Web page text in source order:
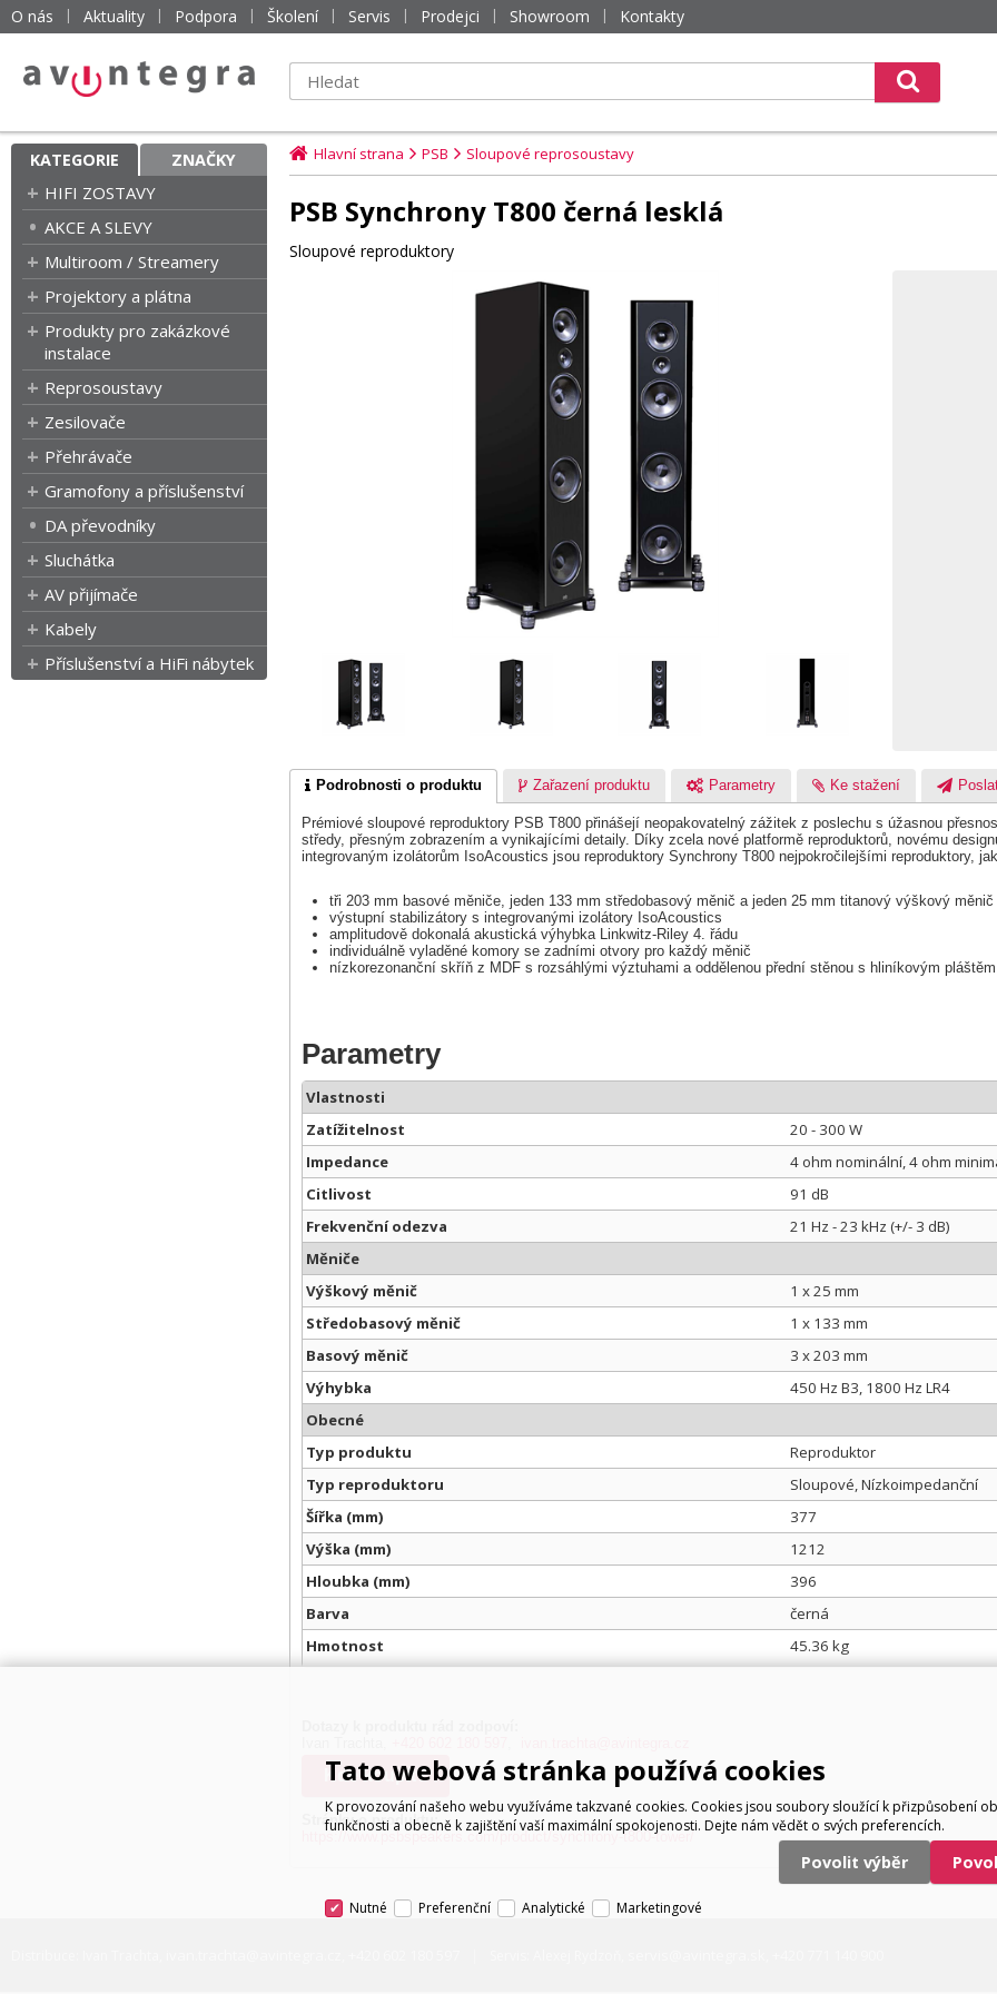
O nás Aktuality Podpora Školení Servis Prodejci Showroom Kontakty
KATEGORIE ZNAČKY
HIFI ZOSTAVY
AKCE A SLEVY
Multiroom / Streamery
Projektory a plátna
Produkty pro zakázkové
instalace
Reprosoustavy
Zesilovače
Přehrávače
Gramofony a příslušenství
DA převodníky
Sluchátka
AV přijímače
Kabely
Příslušenství a HiFi nábytek
Hlavní strana PSB Sloupové reprosoustavy
PSB Synchrony T800 černá lesklá
Sloupové reproduktory
Podrobnosti o produktu Zařazení produktu Parametry Ke stažení
Prémiové sloupové reproduktory PSB T800 přinášejí neopakovatelný zážitek z poslechu s úžasnou
středy, přesným zobrazením a vynikajícími detaily. Díky zcela nové platformě reproduktorů, novému
integrovaným izolátorům IsoAcoustics jsou reproduktory Synchrony T800 nejpokročilejšími reproduktory,
tři 203 mm basové měniče, jeden 133 mm středobasový měnič a jeden 25 mm titanový výškový
výstupní stabilizátory s integrovanými izolátory IsoAcoustics
amplitudově dokonalá akustická výhybka Linkwitz-Riley 4. řádu
individuálně vyladěné komory se zadními otvory pro každý měnič
nízkorezonanční skříň z MDF s rozsáhlými výztuhami a oddělenou přední stěnou s hliníkovým pláštěm
Parametry
Vlastnosti
Zatížitelnost
20 - 300 W
Impedance
4 ohm nominální, 4 ohm
Citlivost
91 dB
Frekvenční odezva
21 Hz - 23 kHz (+/- 3 dB)
Měniče
Výškový měnič
1 x 25 mm
Středobasový měnič
1 x 133 mm
Basový měnič
3 x 203 mm
Výhybka
450 Hz B3, 1800 Hz LR4
Obecné
Typ produktu
Reproduktor
Typ reproduktoru
Sloupové, Nízkoimpedanční
Šířka (mm)
377
Výška (mm)
1212
Hloubka (mm)
396
Barva
černá
Hmotnost
45.36 kg
Kde koupit?
Stránky o produktu:
https://www.psbspeakers.com/product/synchrony-t800-tower/
Tato webová stránka používá cookies
K provozování našeho webu využíváme takzvané cookies. Cookies jsou soubory sloužící k přizpůsobení
funkčnosti a obecně k zajištění vaší maximální spokojenosti. Dejte nám vědět o svých preferencích.
Povolit výběr
Nutné Preferenční Analytické Marketingové